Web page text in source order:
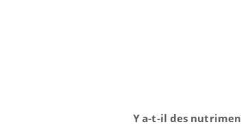
Y a-t-il des
Carence en fer :